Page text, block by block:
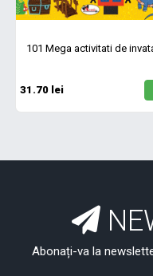
101 Mega activitati de
31.70 lei
Abonați-va la